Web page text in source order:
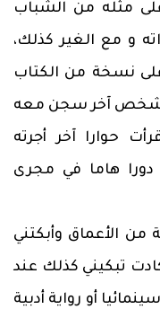
مثله من الشباب
و مع الغير كذلك،
نسخة من الكتاب
شخص آخر سجن معه
حوارا آخر أجرته
دورا هاما في مجرى
من الأعماق وأبكتني
تبكيني كذلك عند
أو رواية أدبية